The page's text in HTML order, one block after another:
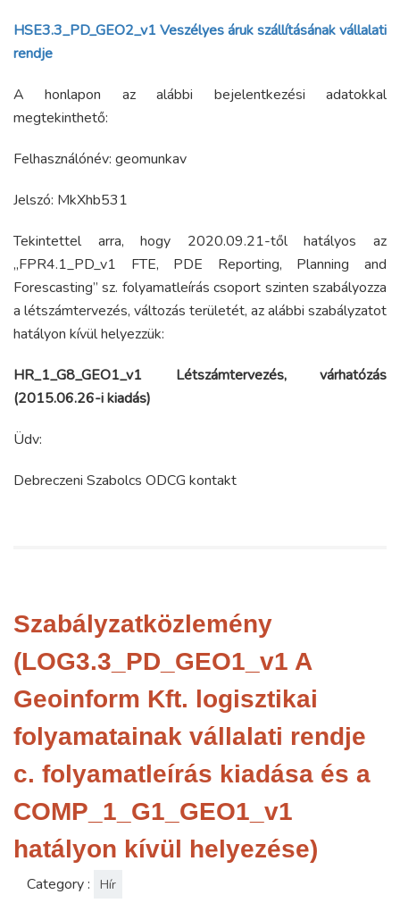
HSE3.3_PD_GEO2_v1 Veszélyes áruk szállításának vállalati
rendje
A honlapon az alábbi bejelentkezési adatokkal
megtekinthető:
Felhasználónév: geomunkav
Jelszó: MkXhb531
Tekintettel arra, hogy 2020.09.21-től hatályos az
„FPR4.1_PD_v1 FTE, PDE Reporting, Planning and
Forescasting” sz. folyamatleírás csoport szinten szabályozza
a létszámtervezés, változás területét, az alábbi szabályzatot
hatályon kívül helyezzük:
HR_1_G8_GEO1_v1 Létszámtervezés, várhatózás
(2015.06.26-i kiadás)
Üdv:
Debreczeni Szabolcs ODCG kontakt
Szabályzatközlemény
(LOG3.3_PD_GEO1_v1 A
Geoinform Kft. logisztikai
folyamatainak vállalati rendje
c. folyamatleírás kiadása és a
COMP_1_G1_GEO1_v1
hatályon kívül helyezése)
Category : Hír